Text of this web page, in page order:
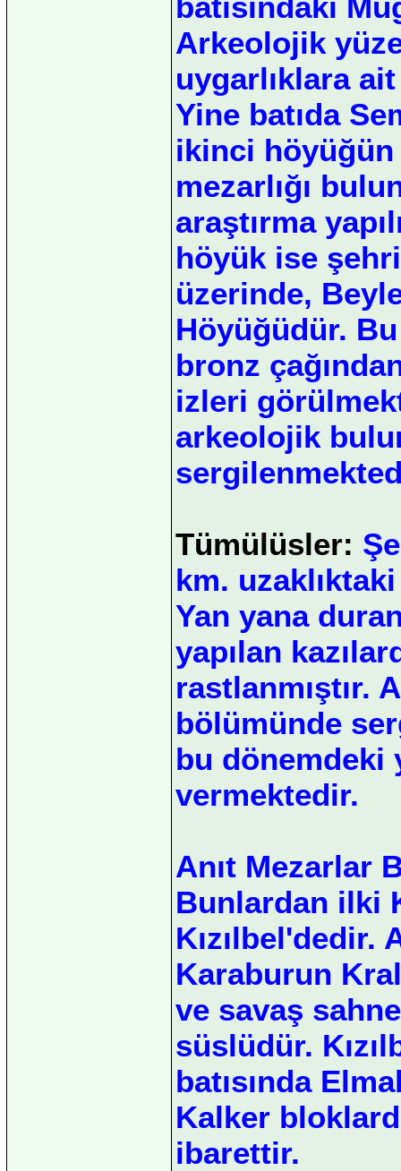
Arkeolojik
uygarlıklara
Yine batıda
ikinci höyüğün
mezarlığı
araştırma
höyük ise
üzerinde,
Höyüğüdür.
bronz
izleri
arkeolojik
Tümülüsler:
km. uzaklıktaki
Yan yana
yapılan
rastlanmıştır.
bölümünde
bu dönemdeki
vermektedir.
Anıt Mezarlar
Bunlardan ilki
Kızılbel'dedir.
Karaburun Kral
ve savaş
süslüdür.
batısında
Kalker
ibarettir.